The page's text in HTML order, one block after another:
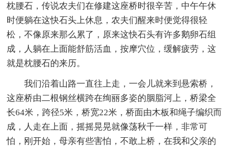
枕腰石，传说农夫们在修建这座桥时很辛苦，中午午休
时便躺在这快石头上休息，农夫们醒来时便觉得很轻
松，不像原来那么累了，原来这快石头有许多鹅卵石组
成，人躺在上面能舒筋活血，按摩穴位，缓解疲劳，这
就是枕腰石的来历。
我们沿着山路一直往上走，一会儿就来到悬索桥，
这座桥由二根钢丝横跨在绚丽多姿的胭脂河上，桥梁全
长64米，跨径5米，桥宽22米，桥面由木板和绳子编织而
成，人走在上面，摇摇晃晃就像荡秋千一样，非常可
怕，刚开始，母亲有些害怕，不敢上桥，在我和父亲的